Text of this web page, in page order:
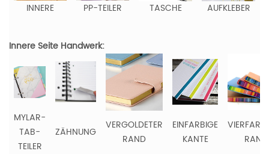
INNERE PP-TEILER TASCHE AUFKLEBER
Innere Seite Handwerk:
MYLAR-
TAB-
TEILER
ZÄHNUNG
VERGOLDETER
RAND
EINFARBIGE
KANTE
RAND